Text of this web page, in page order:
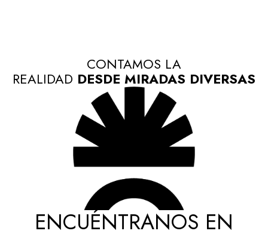
CONTAMOS LA
REALIDAD DESDE MIRADAS DIVERSAS
ENCUÉNTRANOS EN